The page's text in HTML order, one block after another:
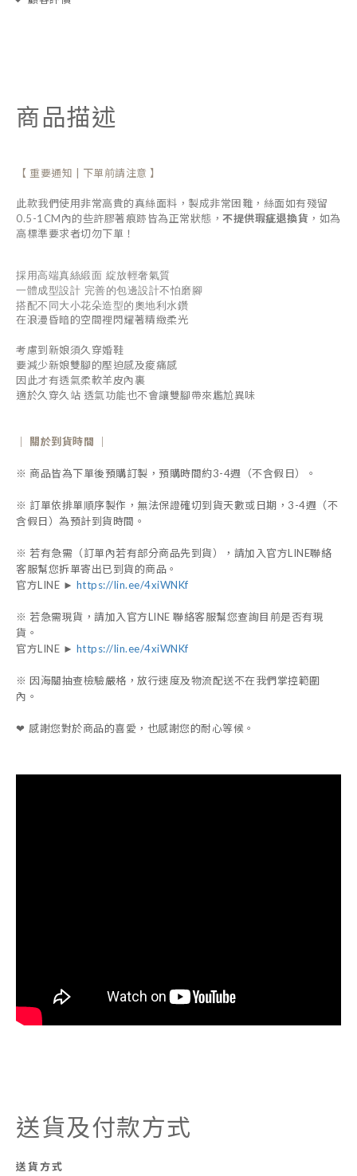
商品描述
【 重要通知 | 下單前請注意 】
此款我們使用非常高貴的真絲面料，製成非常困難，絲面如有殘留
0.5-1CM內的些許膠著痕跡皆為正常狀態， 不提供瑕疵退換貨 ，如為
高標準要求者切勿下單！
採用高端真絲緞面 綻放輕奢氣質
一體成型設計 完善的包邊設計不怕磨腳
搭配不同大小花朵造型的奧地利水鑽
在浪漫昏暗的空間裡閃耀著精緻柔光
考慮到新娘須久穿婚鞋
要減少新娘雙腳的壓迫感及痠痛感
因此才有透氣柔軟羊皮內裏
適於久穿久站 透氣功能也不會讓雙腳帶來尷尬異味
｜ 關於到貨時間 ｜
※ 商品皆為下單後預購訂製，預購時間約3-4週（不含假日）。
※ 訂單依排單順序製作，無法保證確切到貨天數或日期，3-4週（不
含假日）為預計到貨時間。
※ 若有急需（訂單內若有部分商品先到貨），請加入官方LINE聯絡
客服幫您拆單寄出已到貨的商品。
官方LINE ► https://lin.ee/4xiWNKf
※ 若急需現貨，請加入官方LINE 聯絡客服幫您查詢目前是否有現
貨。
官方LINE ► https://lin.ee/4xiWNKf
※ 因海關抽查檢驗嚴格，放行速度及物流配送不在我們掌控範圍
內。
❤︎ 感謝您對於商品的喜愛，也感謝您的耐心等候。
送貨及付款方式
送貨方式